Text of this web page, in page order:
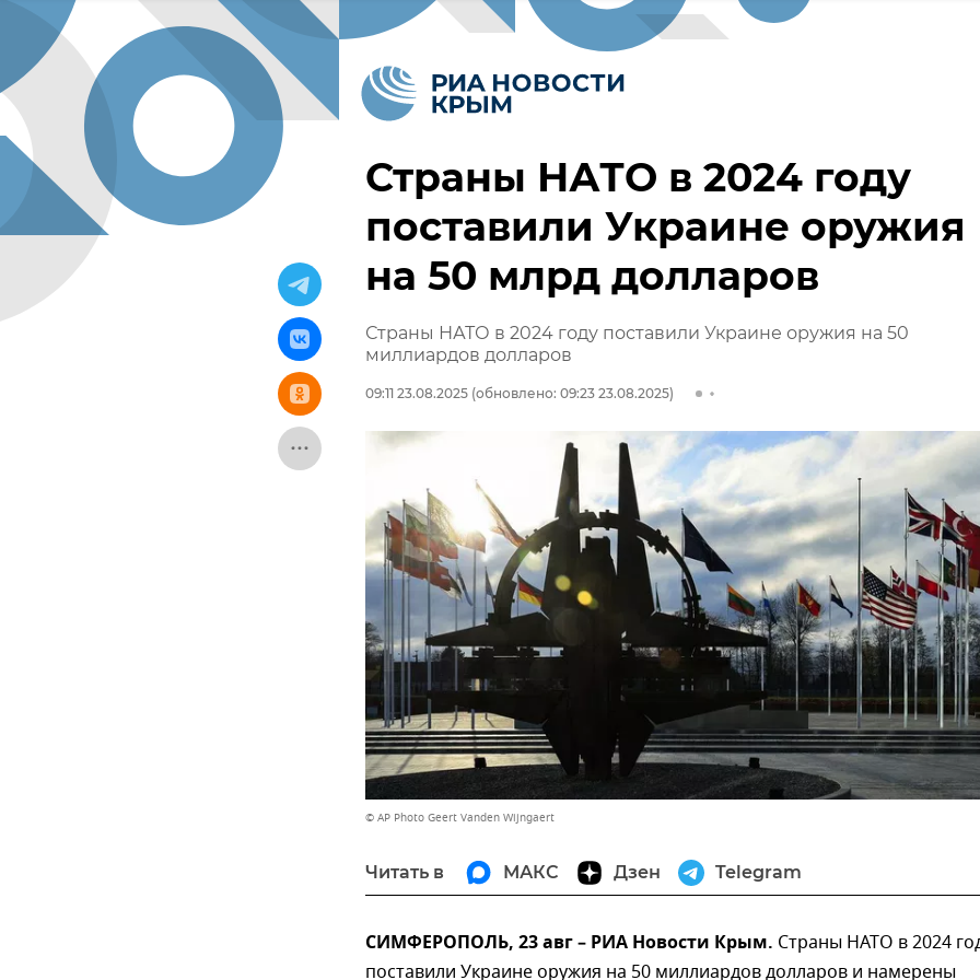
Страны НАТО в 2024 году
поставили Украине оружия
на 50 млрд долларов
Страны НАТО в 2024 году поставили Украине оружия на 50
миллиардов долларов
09:11 23.08.2025 (обновлено: 09:23 23.08.2025)
© AP Photo Geert Vanden Wijngaert
Читать в МАКС Дзен Telegram
СИМФЕРОПОЛЬ, 23 авг – РИА Новости Крым. Страны НАТО в 2024
поставили Украине оружия на 50 миллиардов долларов и намерены